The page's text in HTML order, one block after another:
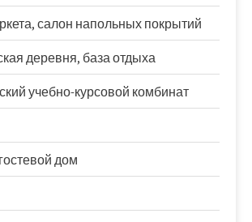
салон напольных покрытий
деревня, база отдыха
учебно-курсовой комбинат
дом